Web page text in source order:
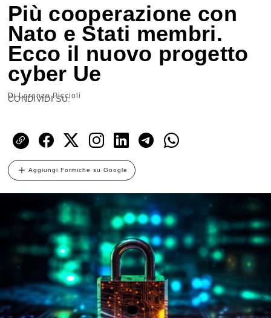
Più cooperazione con
Nato e Stati membri.
Ecco il nuovo progetto
cyber Ue
DiLorenzo Piccioli
CONDIVIDI SU:
Aggiungi Formiche su Google